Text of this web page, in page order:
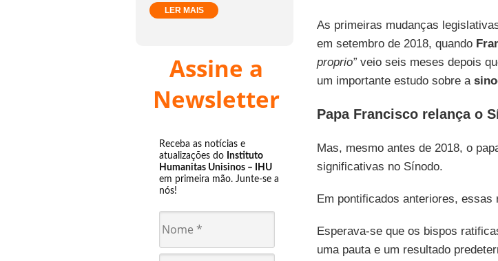
LER MAIS
Assine a
Newsletter
Receba as notícias e
atualizações do Instituto
Humanitas Unisinos – IHU
em primeira mão. Junte-se a
nós!
As primeiras mudanças
em setembro de 2018, quando
proprio”veio seis meses depois
um importante estudo sobre a
Papa Francisco relança o
Mas, mesmo antes de 2018, o
significativas no Sínodo.
Em pontificados anteriores, essas
Esperava-se que os bispos
uma pauta e um resultado